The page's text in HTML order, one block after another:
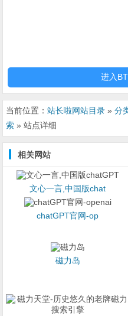
进入
当前位置：站长啦网站目录 »分
索 » 站点详细
相关网站
文心一言,中国版chat
chatGPT官网-op
磁力岛